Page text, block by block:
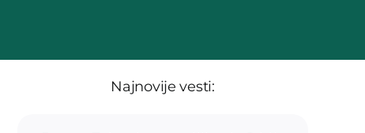
Najnovije vesti: